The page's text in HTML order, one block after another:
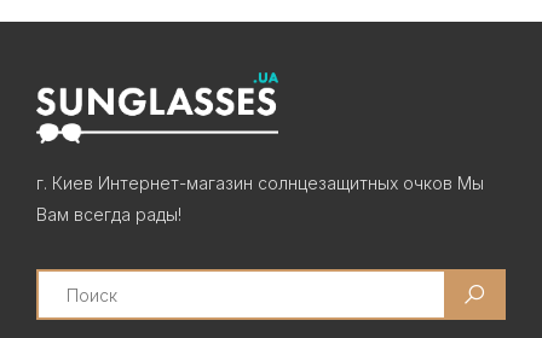
г. Киев Интернет-магазин солнцезащитных очков Мы
Вам всегда рады!
Search